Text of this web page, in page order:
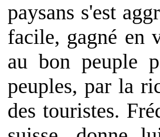
paysans s'est
facile, gagné en
au bon peuple
peuples, par la
des touristes.